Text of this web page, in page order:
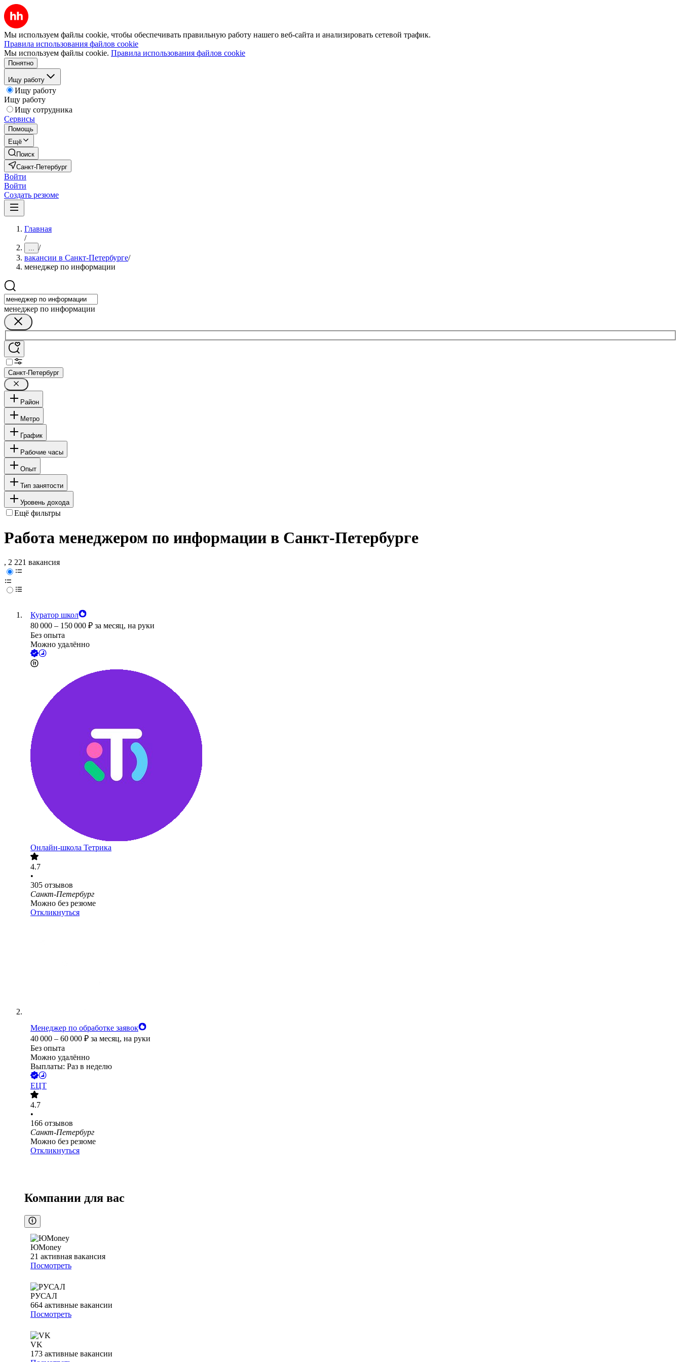
Мы используем файлы cookie, чтобы обеспечивать правильную работу нашего веб-сайта и анализировать сетевой трафик.
Правила использования файлов cookie
Мы используем файлы cookie. Правила использования файлов cookie
Понятно
Ищу работу
Ищу работу
Ищу работу
Ищу сотрудника
Сервисы
Помощь
Ещё
Поиск
Санкт-Петербург
Войти
Войти
Создать резюме
Главная
/
... /
вакансии в Санкт-Петербурге/
менеджер по информации
менеджер по информации
Санкт-Петербург
Район
Метро
График
Рабочие часы
Опыт
Тип занятости
Уровень дохода
Ещё фильтры
Работа менеджером по информации в Санкт-Петербурге
, 2 221 вакансия
Куратор школ
80 000 – 150 000 ₽ за месяц, на руки
Без опыта
Можно удалённо
Онлайн-школа Тетрика
4.7
•
305 отзывов
Санкт-Петербург
Можно без резюме
Откликнуться
Менеджер по обработке заявок
40 000 – 60 000 ₽ за месяц, на руки
Без опыта
Можно удалённо
Выплаты: Раз в неделю
ЕЦТ
4.7
•
166 отзывов
Санкт-Петербург
Можно без резюме
Откликнуться
Компании для вас
ЮMoney
21 активная вакансия
Посмотреть
РУСАЛ
664 активные вакансии
Посмотреть
VK
173 активные вакансии